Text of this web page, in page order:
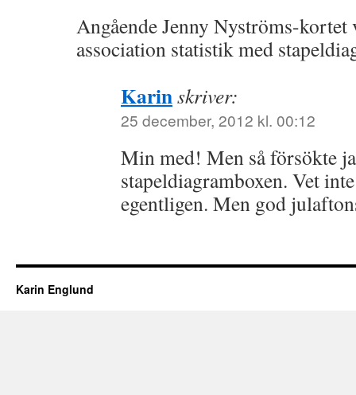
Angående Jenny Nyströms-
association statistik med
Karinskriver:
25 december, 2012 kl. 00:12
Min med! Men så försökte
stapeldiagramboxen. Vet
egentligen. Men god
Karin Englund